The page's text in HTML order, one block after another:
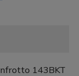
143BKT